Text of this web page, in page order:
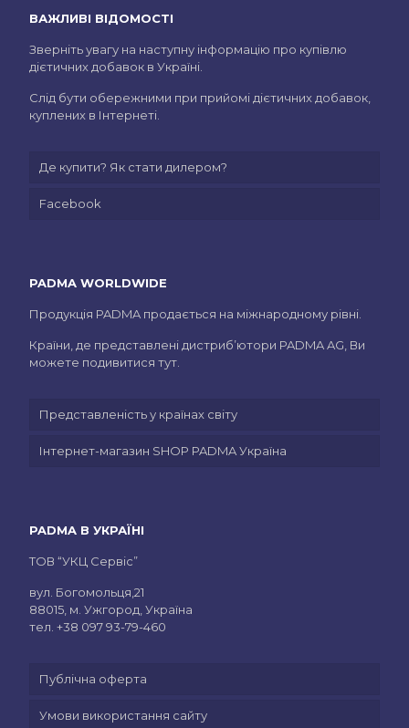
ВАЖЛИВІ ВІДОМОСТІ
Зверніть увагу на наступну інформацію про купівлю
дієтичних добавок в Україні.
Слід бути обережними при прийомі дієтичних добавок,
куплених в Інтернеті.
Де купити? Як стати дилером?
Facebook
PADMA WORLDWIDE
Продукція PADMA продається на міжнародному рівні.
Країни, де представлені дистриб’ютори PADMA AG, Ви
можете подивитися тут.
Представленість у країнах світу
Інтернет-магазин SHOP PADMA Україна
PADMA В УКРАЇНІ
ТОВ “УКЦ Сервіс”
вул. Богомольця,21
88015, м. Ужгород, Україна
тел. +38 097 93-79-460
Публічна оферта
Умови використання сайту